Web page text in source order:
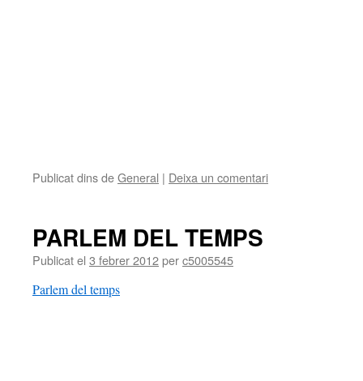
Publicat dins deGeneral | Deixa un comentari
PARLEM DEL TEMPS
Publicat el 3 febrer 2012perc5005545
Parlem del temps